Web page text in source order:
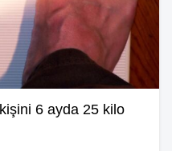
6 ayda 25 kilo